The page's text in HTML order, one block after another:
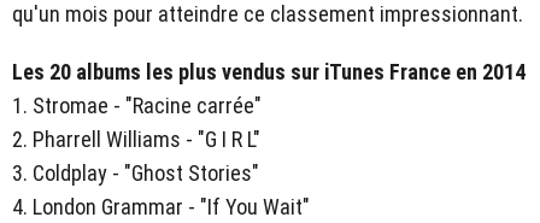
qu'un mois pour atteindre ce classement impressionnant.
Les 20 albums les plus vendus sur iTunes France en 2014
1. Stromae - "Racine carrée"
2. Pharrell Williams - "G I R L"
3. Coldplay - "Ghost Stories"
4. London Grammar - "If You Wait"